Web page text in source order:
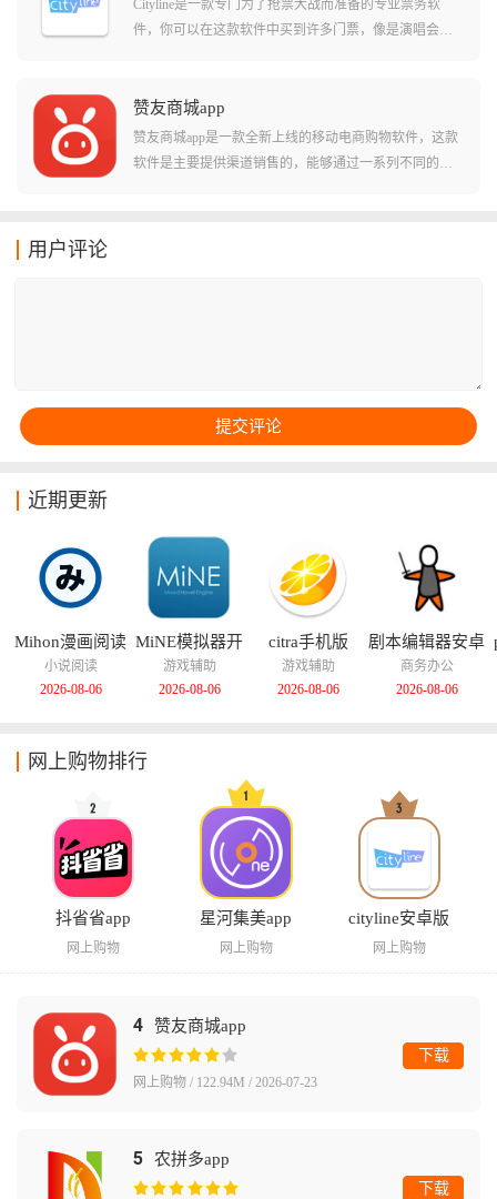
Cityline是一款专门为了抢票大战而准备的专业票务软
件，你可以在这款软件中买到许多门票，像是演唱会、
买到假票，买完票之后拿着手机扫码就能进场，非常方
便。
赞友商城app
赞友商城app是一款全新上线的移动电商购物软件，这款
软件是主要提供渠道销售的，能够通过一系列不同的渠
用户评论
近期更新
Mihon漫画阅读
器
小说阅读
2026-08-06
MiNE模拟器开
源版
游戏辅助
2026-08-06
citra手机版
游戏辅助
2026-08-06
剧本编辑器安卓
版
商务办公
2026-08-06
网上购物排行
抖省省app
网上购物
星河集美app
网上购物
cityline安卓版
网上购物
4 赞友商城app
网上购物 / 122.94M / 2026-07-23
下载
5 农拼多app
下载